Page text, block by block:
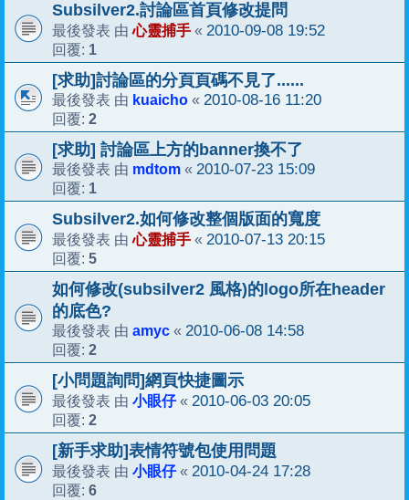
Subsilver2.討論區首頁修改提問
最後發表 由心靈捕手 « 2010-09-08 19:52
回覆: 1
[求助]討論區的分頁頁碼不見了......
最後發表 由 kuaicho « 2010-08-16 11:20
回覆: 2
[求助] 討論區上方的banner換不了
最後發表 由 mdtom « 2010-07-23 15:09
回覆: 1
Subsilver2.如何修改整個版面的寬度
最後發表 由心靈捕手 « 2010-07-13 20:15
回覆: 5
如何修改(subsilver2 風格)的logo所在header
的底色?
最後發表 由 amyc « 2010-06-08 14:58
回覆: 2
[小問題詢問]網頁快捷圖示
最後發表 由 小眼仔« 2010-06-03 20:05
回覆: 2
[新手求助]表情符號包使用問題
最後發表 由 小眼仔« 2010-04-24 17:28
回覆: 6